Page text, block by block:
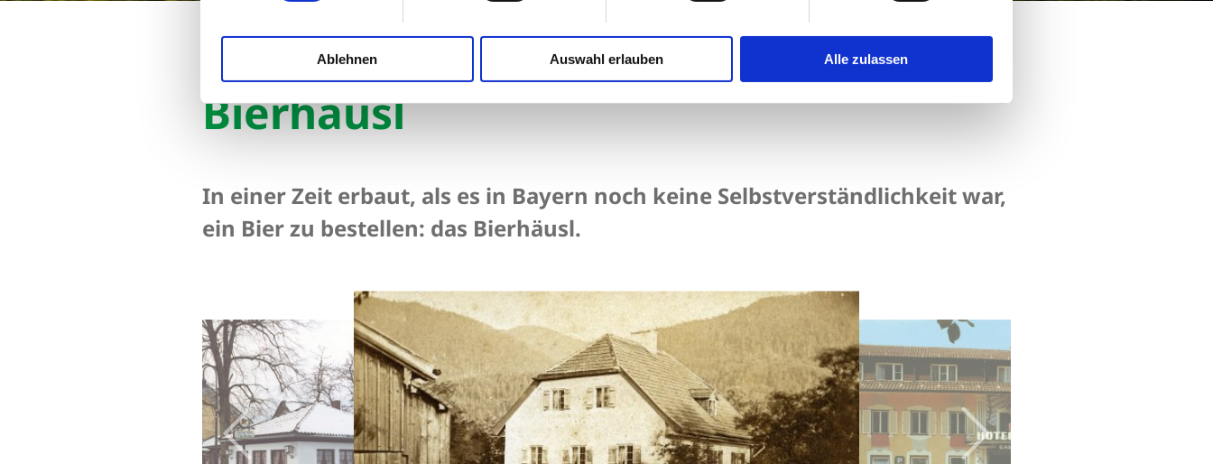
Ablehnen Auswahl erlauben Alle zulassen
Bierhäusl
In einer Zeit erbaut, als es in Bayern noch keine Selbstverständlichkeit war,
ein Bier zu bestellen: das Bierhäusl.